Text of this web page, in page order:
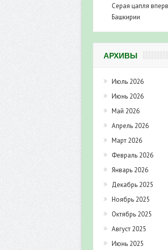
Серая цапля
Башкирии
АРХИВЫ
Июль 2026
Июнь 2026
Май 2026
Апрель 2026
Март 2026
Февраль 2026
Январь 2026
Декабрь 2025
Ноябрь 2025
Октябрь 2025
Август 2025
Июнь 2025